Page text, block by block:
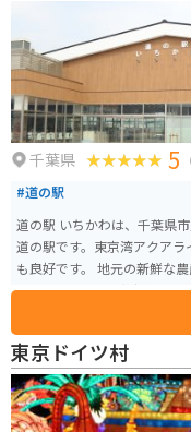
千葉県 5
#道の駅
道の駅 いちかわは、千葉県
道の駅です。東京湾アクア
も良好です。 地元の新鮮な農産物が購入できる直売所は、道の駅 いちかわの
目玉の一つです。朝採れの
産物の加工品など、お土産にも最適な
は、地元産の食材をふんだ
を一望できる展望デッキも併
イクで訪れる場合、道の駅
るので安心です。ツーリン
むのはいかがでしょうか。 周辺には、江戸川や国府台など、自然豊かな観光
東京ドイツ村